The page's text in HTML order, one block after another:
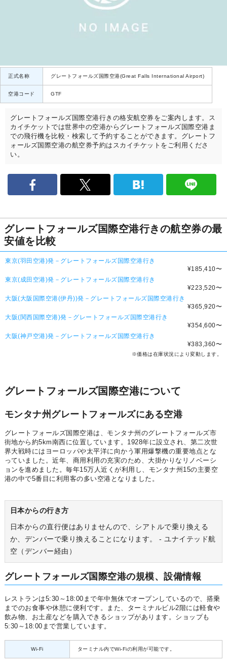
正式名称 グレートフォールズ国際空港(Great Falls International Airport)
空港コード GTF
グレートフォールズ国際空港行きの格安航空券をご案内します。ス
カイチケットでは世界中の空港からグレートフォールズ国際空港ま
での飛行機を比較・検索して予約することができます。グレートフ
ォールズ国際空港の航空券予約はスカイチケットをご利用くださ
い。
グレートフォールズ国際空港行きの航空券の最
安値を比較
東京(羽田空港)発－グレートフォールズ国際空港行き
¥185,410〜
東京(成田空港)発－グレートフォールズ国際空港行き
¥223,520〜
大阪(大阪国際空港(伊丹))発－グレートフォールズ国際空港行き
¥365,920〜
大阪(関西国際空港)発－グレートフォールズ国際空港行き
¥354,600〜
大阪(神戸空港)発－グレートフォールズ国際空港行き
¥383,360〜
※価格は在庫状況により変動します。
グレートフォールズ国際空港について
モンタナ州グレートフォールズにある空港
グレートフォールズ国際空港は、モンタナ州のグレートフォールズ市
街地から約5km南西に位置しています。1928年に設立され、第二次世
界大戦時にはヨーロッパや太平洋に向かう軍用爆撃機の重要地点とな
っていました。近年、商用利用の充実のため、大掛かりなリノベーシ
ョンを進めました。毎年15万人近くが利用し、モンタナ州15の主要空
港の中で5番目に利用客の多い空港となりました。
日本からの行き方
日本からの直行便はありませんので、シアトルで乗り換える
か、デンバーで乗り換えることになります。 - ユナイテッド航
空（デンバー経由）
グレートフォールズ国際空港の規模、設備情報
レストランは5:30～18:00まで年中無休でオープンしているので、搭乗
までのお食事や休憩に便利です。また、ターミナルビル2階には軽食や
飲み物、お土産などを購入できるショップがあります。ショップも
5:30～18:00まで営業しています。
Wi-Fi ターミナル内でWi-Fiの利用が可能です。